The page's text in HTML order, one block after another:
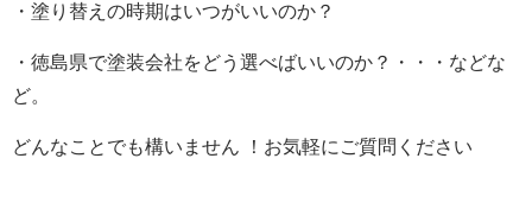
・塗り替えの時期はいつがいいのか？
・徳島県で塗装会社をどう選べばいいのか？・・・などな
ど。
どんなことでも構いません ！お気軽にご質問ください